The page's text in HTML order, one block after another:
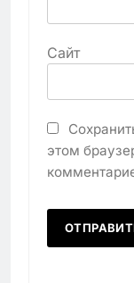
Сайт
этом